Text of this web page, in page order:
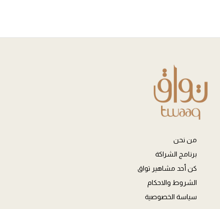
من نحن
برنامج الشراكة
كن أحد مشاهير تواق
الشروط والاحكام
سياسة الخصوصية